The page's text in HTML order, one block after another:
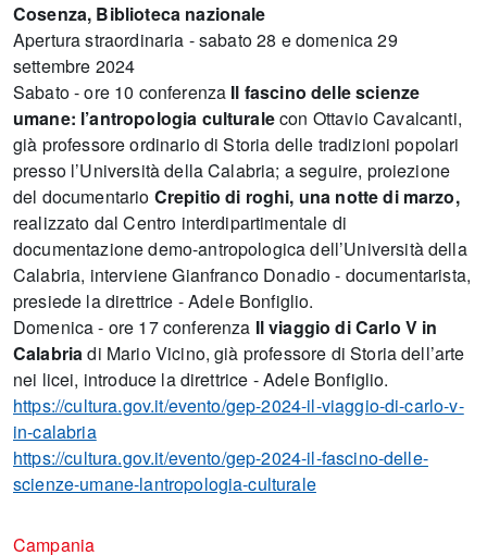
Cosenza, Biblioteca nazionale
Apertura straordinaria - sabato 28 e domenica 29
settembre 2024
Sabato - ore 10 conferenza Il fascino delle scienze
umane: l’antropologia culturalecon Ottavio Cavalcanti,
già professore ordinario di Storia delle tradizioni popolari
presso l’Università della Calabria; a seguire, proiezione
del documentario Crepitio di roghi, una notte di marzo,
realizzato dal Centro interdipartimentale di
documentazione demo-antropologica dell’Università della
Calabria, interviene Gianfranco Donadio - documentarista,
presiede la direttrice - Adele Bonfiglio.
Domenica - ore 17 conferenza Il viaggio di Carlo V in
Calabriadi Mario Vicino, già professore di Storia dell’arte
nei licei, introduce la direttrice - Adele Bonfiglio.
https://cultura.gov.it/evento/gep-2024-il-viaggio-di-carlo-v-
in-calabria
https://cultura.gov.it/evento/gep-2024-il-fascino-delle-
scienze-umane-lantropologia-culturale
Campania